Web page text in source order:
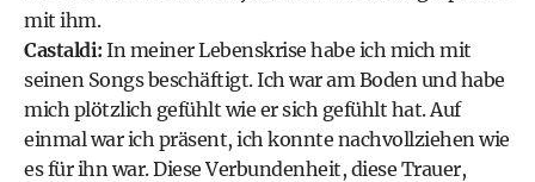
mit ihm.
Castaldi: In meiner Lebenskrise habe ich mich mit
seinen Songs beschäftigt. Ich war am Boden und habe
mich plötzlich gefühlt wie er sich gefühlt hat. Auf
einmal war ich präsent, ich konnte nachvollziehen wie
es für ihn war. Diese Verbundenheit, diese Trauer,